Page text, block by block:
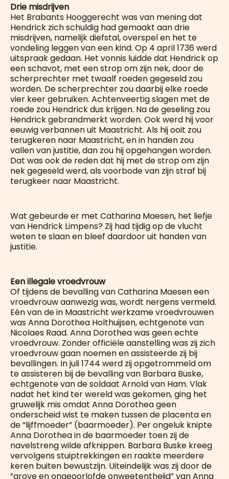
Drie misdrijven
Het Brabants Hooggerecht was van mening dat
Hendrick zich schuldig had gemaakt aan drie
misdrijven, namelijk diefstal, overspel en het te
vondeling leggen van een kind. Op 4 april 1736 werd
uitspraak gedaan. Het vonnis luidde dat Hendrick op
een schavot, met een strop om zijn nek, door de
scherprechter met twaalf roeden gegeseld zou
worden. De scherprechter zou daarbij elke roede
vier keer gebruiken. Achtenveertig slagen met de
roede zou Hendrick dus krijgen. Na de geseling zou
Hendrick gebrandmerkt worden. Ook werd hij voor
eeuwig verbannen uit Maastricht. Als hij ooit zou
terugkeren naar Maastricht, en in handen zou
vallen van justitie, dan zou hij opgehangen worden.
Dat was ook de reden dat hij met de strop om zijn
nek gegeseld werd, als voorbode van zijn straf bij
terugkeer naar Maastricht.
Wat gebeurde er met Catharina Maesen, het liefje
van Hendrick Limpens? Zij had tijdig op de vlucht
weten te slaan en bleef daardoor uit handen van
justitie.
Een illegale vroedvrouw
Of tijdens de bevalling van Catharina Maesen een
vroedvrouw aanwezig was, wordt nergens vermeld.
Eén van de in Maastricht werkzame vroedvrouwen
was Anna Dorothea Holthuijsen, echtgenote van
Nicolaes Raad. Anna Dorothea was geen echte
vroedvrouw. Zonder officiële aanstelling was zij zich
vroedvrouw gaan noemen en assisteerde zij bij
bevallingen. In juli 1744 werd zij opgetrommeld om
te assisteren bij de bevalling van Barbara Buske,
echtgenote van de soldaat Arnold van Ham. Vlak
nadat het kind ter wereld was gekomen, ging het
gruwelijk mis omdat Anna Dorothea geen
onderscheid wist te maken tussen de placenta en
de “lijffmoeder” (baarmoeder). Per ongeluk knipte
Anna Dorothea in de baarmoeder toen zij de
navelstreng wilde afknippen. Barbara Buske kreeg
vervolgens stuiptrekkingen en raakte meerdere
keren buiten bewustzijn. Uiteindelijk was zij door de
“grove en ongeoorlofde onweetentheijd” van Anna